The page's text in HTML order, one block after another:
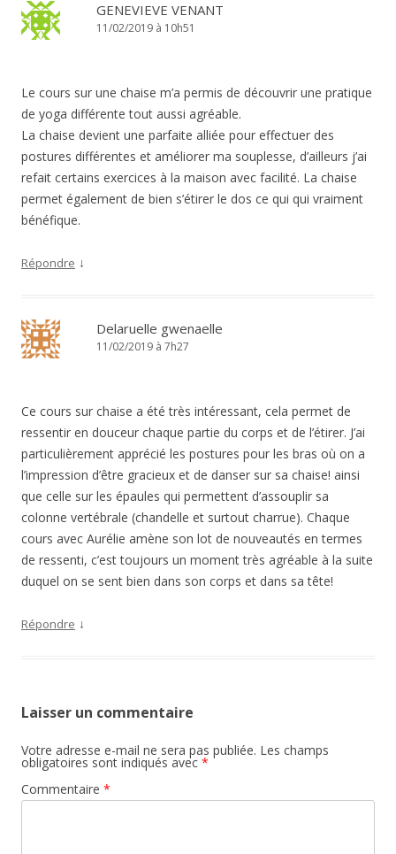
GENEVIEVE VENANT
11/02/2019 à 10h51
Le cours sur une chaise m’a permis de découvrir une pratique
de yoga différente tout aussi agréable.
La chaise devient une parfaite alliée pour effectuer des
postures différentes et améliorer ma souplesse, d’ailleurs j’ai
refait certains exercices à la maison avec facilité. La chaise
permet également de bien s’étirer le dos ce qui qui vraiment
bénéfique.
Répondre ↓
Delaruelle gwenaelle
11/02/2019 à 7h27
Ce cours sur chaise a été très intéressant, cela permet de
ressentir en douceur chaque partie du corps et de l’étirer. J’ai
particulièrement apprécié les postures pour les bras où on a
l’impression d’être gracieux et de danser sur sa chaise! ainsi
que celle sur les épaules qui permettent d’assouplir sa
colonne vertébrale (chandelle et surtout charrue). Chaque
cours avec Aurélie amène son lot de nouveautés en termes
de ressenti, c’est toujours un moment très agréable à la suite
duquel on se sent bien dans son corps et dans sa tête!
Répondre ↓
Laisser un commentaire
Votre adresse e-mail ne sera pas publiée. Les champs
obligatoires sont indiqués avec *
Commentaire *